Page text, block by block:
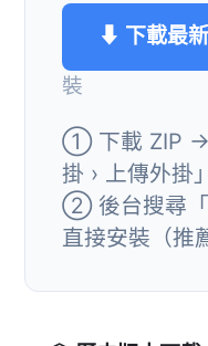
⬇ 下載最
裝
① 下載 ZIP →
掛 › 上傳外掛」
② 後台搜尋「
直接安裝（推